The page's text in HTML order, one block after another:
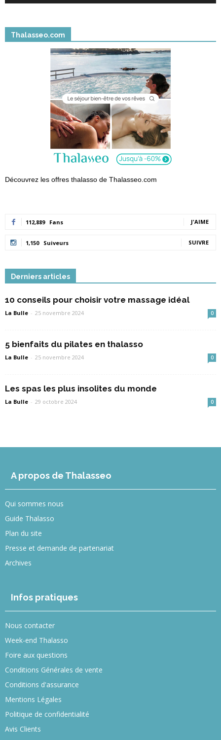
Thalasseo.com
Découvrez les offres thalasso de Thalasseo.com
112,889 Fans J'AIME
1,150 Suiveurs SUIVRE
Derniers articles
10 conseils pour choisir votre massage idéal
La Bulle - 25 novembre 2024 0
5 bienfaits du pilates en thalasso
La Bulle - 25 novembre 2024 0
Les spas les plus insolites du monde
La Bulle - 29 octobre 2024 0
A propos de Thalasseo
Qui sommes nous
Guide Thalasso
Plan du site
Presse et demande de partenariat
Archives
Infos pratiques
Nous contacter
Week-end Thalasso
Foire aux questions
Conditions Générales de vente
Conditions d'assurance
Mentions Légales
Politique de confidentialité
Avis Clients